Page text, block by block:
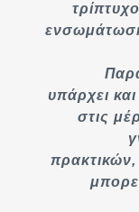
υπάρχει
στις